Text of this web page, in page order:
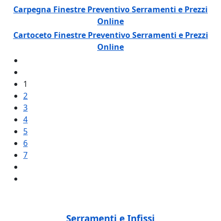
Carpegna Finestre Preventivo Serramenti e Prezzi
Online
Cartoceto Finestre Preventivo Serramenti e Prezzi
Online
1
2
3
4
5
6
7
Serramenti e Infissi